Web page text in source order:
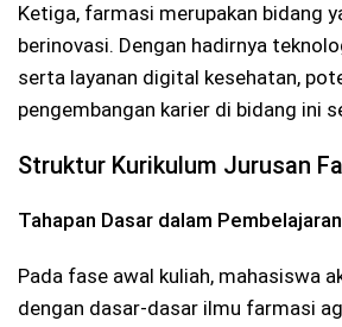
Ketiga, farmasi merupakan bidang
berinovasi. Dengan hadirnya
serta layanan digital kesehatan,
pengembangan karier di bidang ini
Struktur Kurikulum Jurusan
Tahapan Dasar dalam Pembelajaran
Pada fase awal kuliah, mahasiswa
dengan dasar-dasar ilmu farmasi